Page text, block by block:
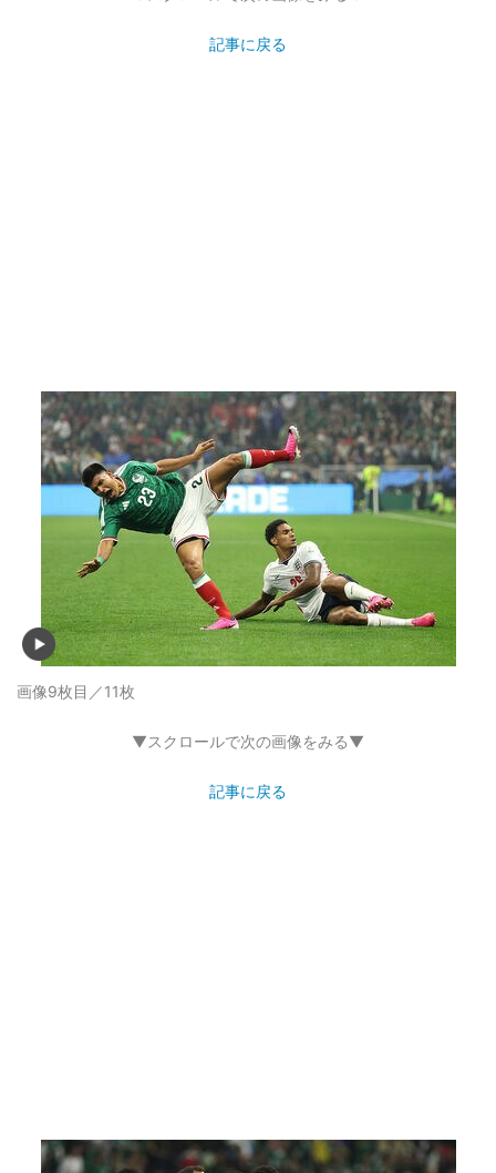
記事に戻る
画像9枚目／11枚
▼スクロールで次の画像をみる▼
記事に戻る